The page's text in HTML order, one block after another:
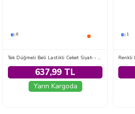
6
Tek Düğmeli Beli Lastikli Ceket Siyah - 28767-SIYAH
637,99 TL
Yarın Kargoda
1